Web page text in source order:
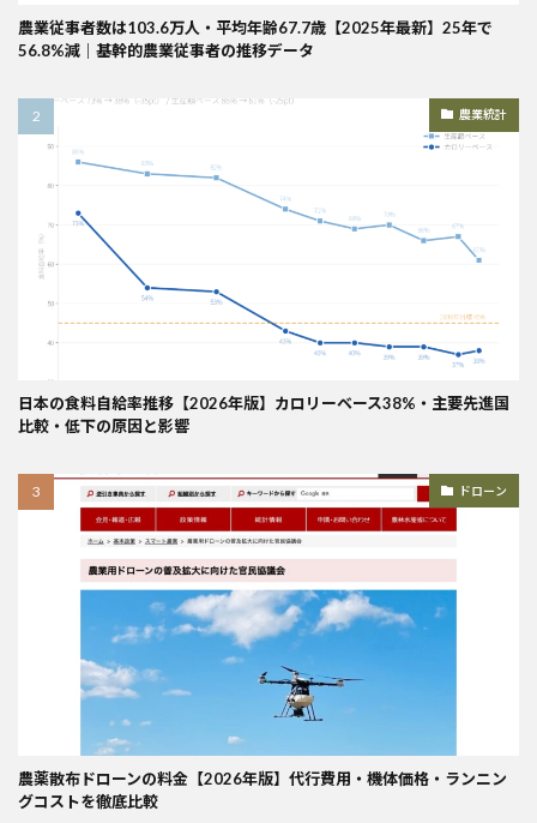
農業従事者数は103.6万人・平均年齢67.7歳【2025年最新】25年で
56.8%減｜基幹的農業従事者の推移データ
農業統計
日本の食料自給率推移【2026年版】カロリーベース38%・主要先進国
比較・低下の原因と影響
ドローン
農薬散布ドローンの料金【2026年版】代行費用・機体価格・ランニン
グコストを徹底比較